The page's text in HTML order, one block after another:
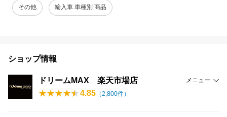
その他 輸入車 車種別 商品
ショップ情報
ドリームMAX 楽天市場店 メニュー
4.85 （2,800件）